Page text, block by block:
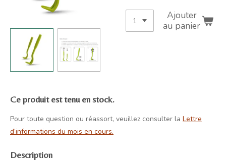
Ajouter
au panier
Ce produit est tenu en stock.
Pour toute question ou réassort, veuillez consulter la Lettre
d’informations du mois en cours.
Description